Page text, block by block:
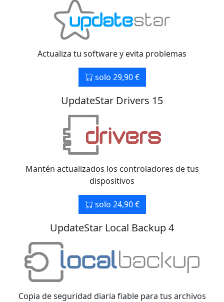
Actualiza tu software y evita problemas
solo 29,90 €
UpdateStar Drivers 15
Mantén actualizados los controladores de tus
dispositivos
solo 24,90 €
UpdateStar Local Backup 4
Copia de seguridad diaria fiable para tus archivos